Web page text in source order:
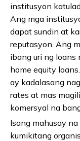
institusyon
Ang mga
dapat sundin at
reputasyon. Ang
ibang uri ng loans
home equity
ay kadalasang
rates at mas
komersyal na
Isang mahusay
kumikitang